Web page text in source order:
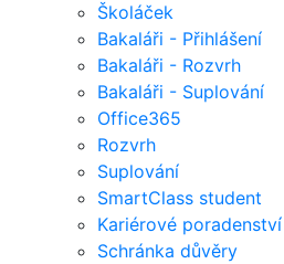
Školáček
Bakaláři - Přihlášení
Bakaláři - Rozvrh
Bakaláři - Suplování
Office365
Rozvrh
Suplování
SmartClass student
Kariérové poradenství
Schránka důvěry